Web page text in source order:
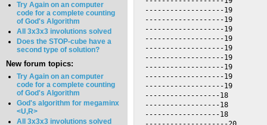
Try Again on an computer
code for a complete counting
of God's Algorithm
All 3x3x3 involutions solved
Does the STOP-cube have a
second type of solution?
New forum topics:
Try Again on an computer
code for a complete counting
of God's Algorithm
God's algorithm for megaminx
<U,R>
All 3x3x3 involutions solved